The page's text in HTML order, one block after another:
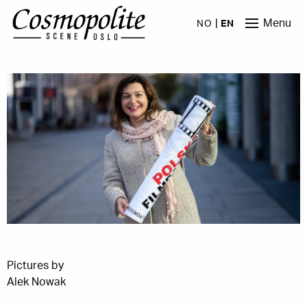
Skip to main content
NO EN Menu
Pictures by
Alek Nowak